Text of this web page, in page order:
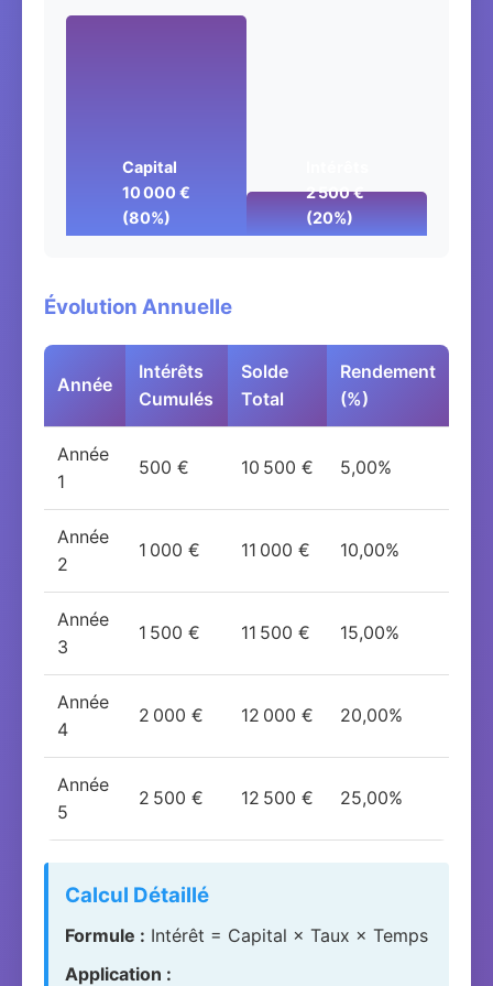
Capital
10 000 €
(80%)
2 500 €
(20%)
Évolution Annuelle
Année
Intérêts
Cumulés
Solde
Total
Rendement
(%)
Année
1
500 € 10 500 € 5,00%
Année
2
1 000 € 11 000 € 10,00%
Année
3
1 500 € 11 500 € 15,00%
Année
4
2 000 € 12 000 € 20,00%
Année
5
2 500 € 12 500 € 25,00%
Calcul Détaillé
Formule : Intérêt = Capital × Taux × Temps
Application :